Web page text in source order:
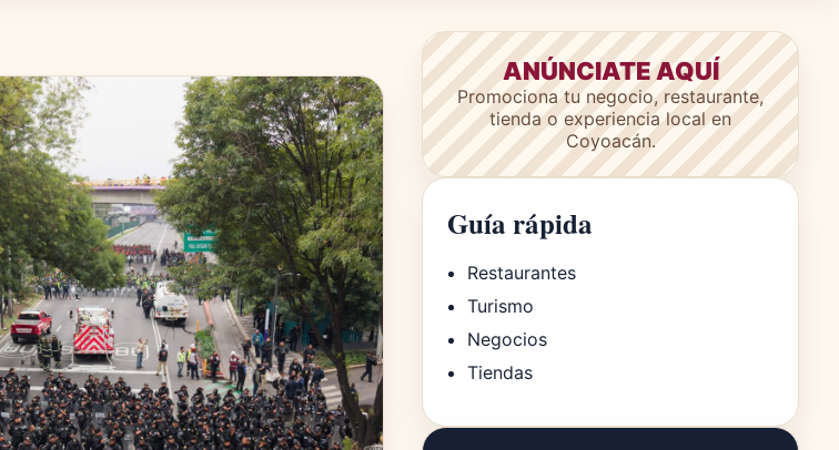
ANÚNCIATE AQUÍ
Promociona tu negocio, restaurante,
tienda o experiencia local en
Coyoacán.
Guía rápida
Restaurantes
Turismo
Negocios
Tiendas